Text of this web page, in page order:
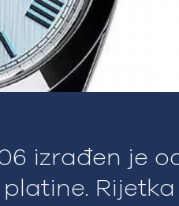
izrađen je
Rijetka